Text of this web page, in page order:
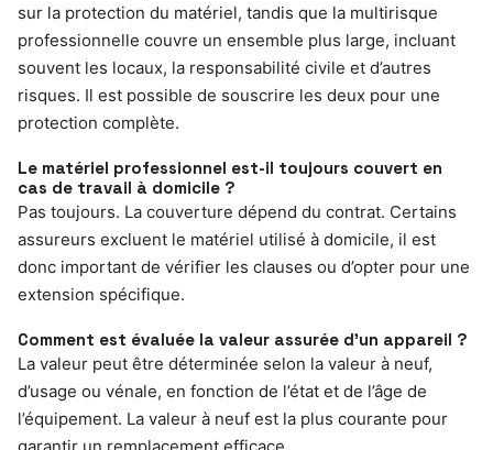
sur la protection du matériel, tandis que la multirisque
professionnelle couvre un ensemble plus large, incluant
souvent les locaux, la responsabilité civile et d’autres
risques. Il est possible de souscrire les deux pour une
protection complète.
Le matériel professionnel est-il toujours couvert en
cas de travail à domicile ?
Pas toujours. La couverture dépend du contrat. Certains
assureurs excluent le matériel utilisé à domicile, il est
donc important de vérifier les clauses ou d’opter pour une
extension spécifique.
Comment est évaluée la valeur assurée d’un appareil ?
La valeur peut être déterminée selon la valeur à neuf,
d’usage ou vénale, en fonction de l’état et de l’âge de
l’équipement. La valeur à neuf est la plus courante pour